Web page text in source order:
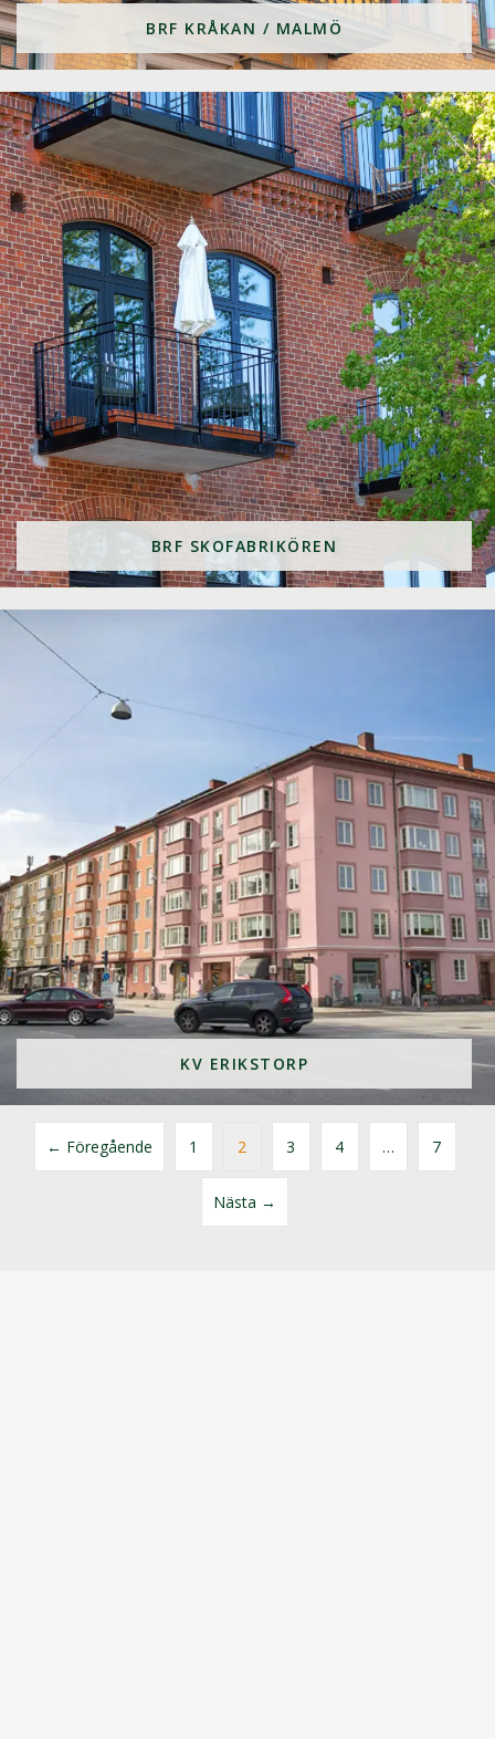
BRF KRÅKAN / MALMÖ
BRF SKOFABRIKÖREN
KV ERIKSTORP
← Föregående 1 2 3 4 … 7
Nästa →